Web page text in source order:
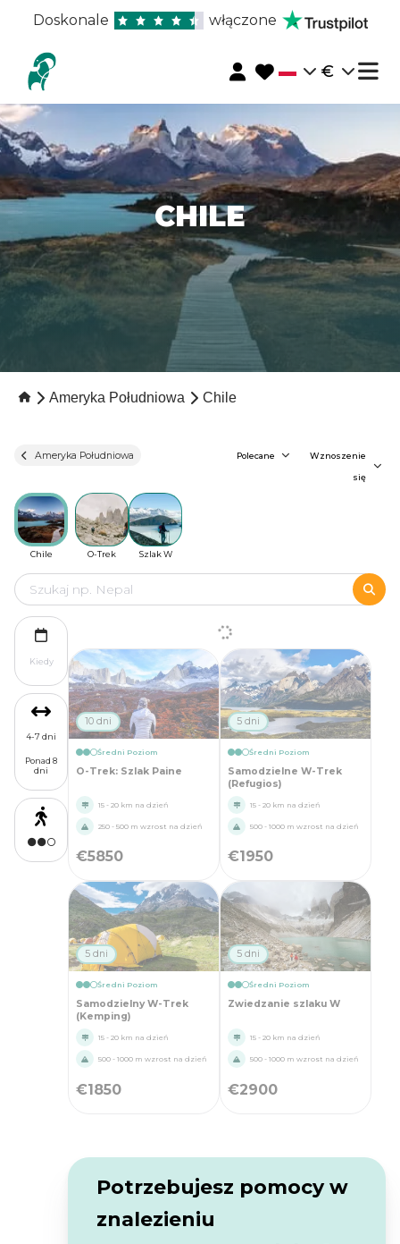
Doskonale włączone
€
CHILE
Ameryka Południowa Chile
Ameryka Południowa Polecane Wznoszenie
się
Chile O-Trek Szlak W
Kiedy
4-7 dni
Ponad 8
dni
10 dni
Średni Poziom
O-Trek: Szlak Paine
15 - 20 km na dzień
250 - 500 m wzrost na dzień
€5850
5 dni
Średni Poziom
Samodzielne W-Trek
(Refugios)
15 - 20 km na dzień
500 - 1000 m wzrost na dzień
€1950
5 dni
Średni Poziom
Samodzielny W-Trek
(Kemping)
15 - 20 km na dzień
500 - 1000 m wzrost na dzień
€1850
5 dni
Średni Poziom
Zwiedzanie szlaku W
15 - 20 km na dzień
500 - 1000 m wzrost na dzień
€2900
Potrzebujesz pomocy w
znalezieniu